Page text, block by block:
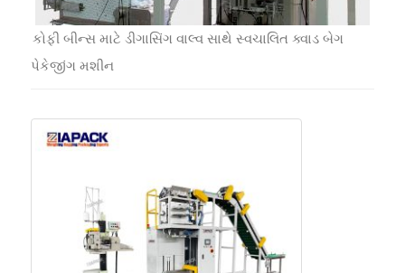
કોફી બીન્સ માટે ડીગાસિંગ વાલ્વ સાથે સ્વચાલિત ક્વાડ બેગ
પેકેજીંગ મશીન